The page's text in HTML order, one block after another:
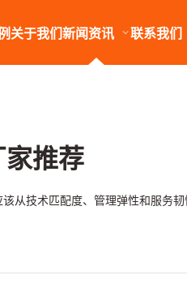
关于我们新闻资讯 联系我们
推荐
从技术匹配度、管理弹性和服务